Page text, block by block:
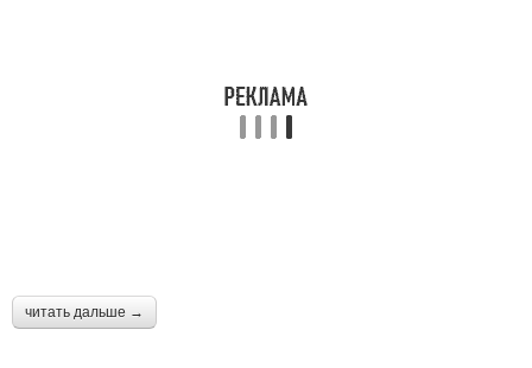
читать дальше →